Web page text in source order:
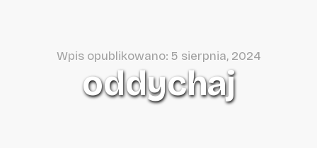
Wpis opublikowano: 5 sierpnia, 2024
oddychaj